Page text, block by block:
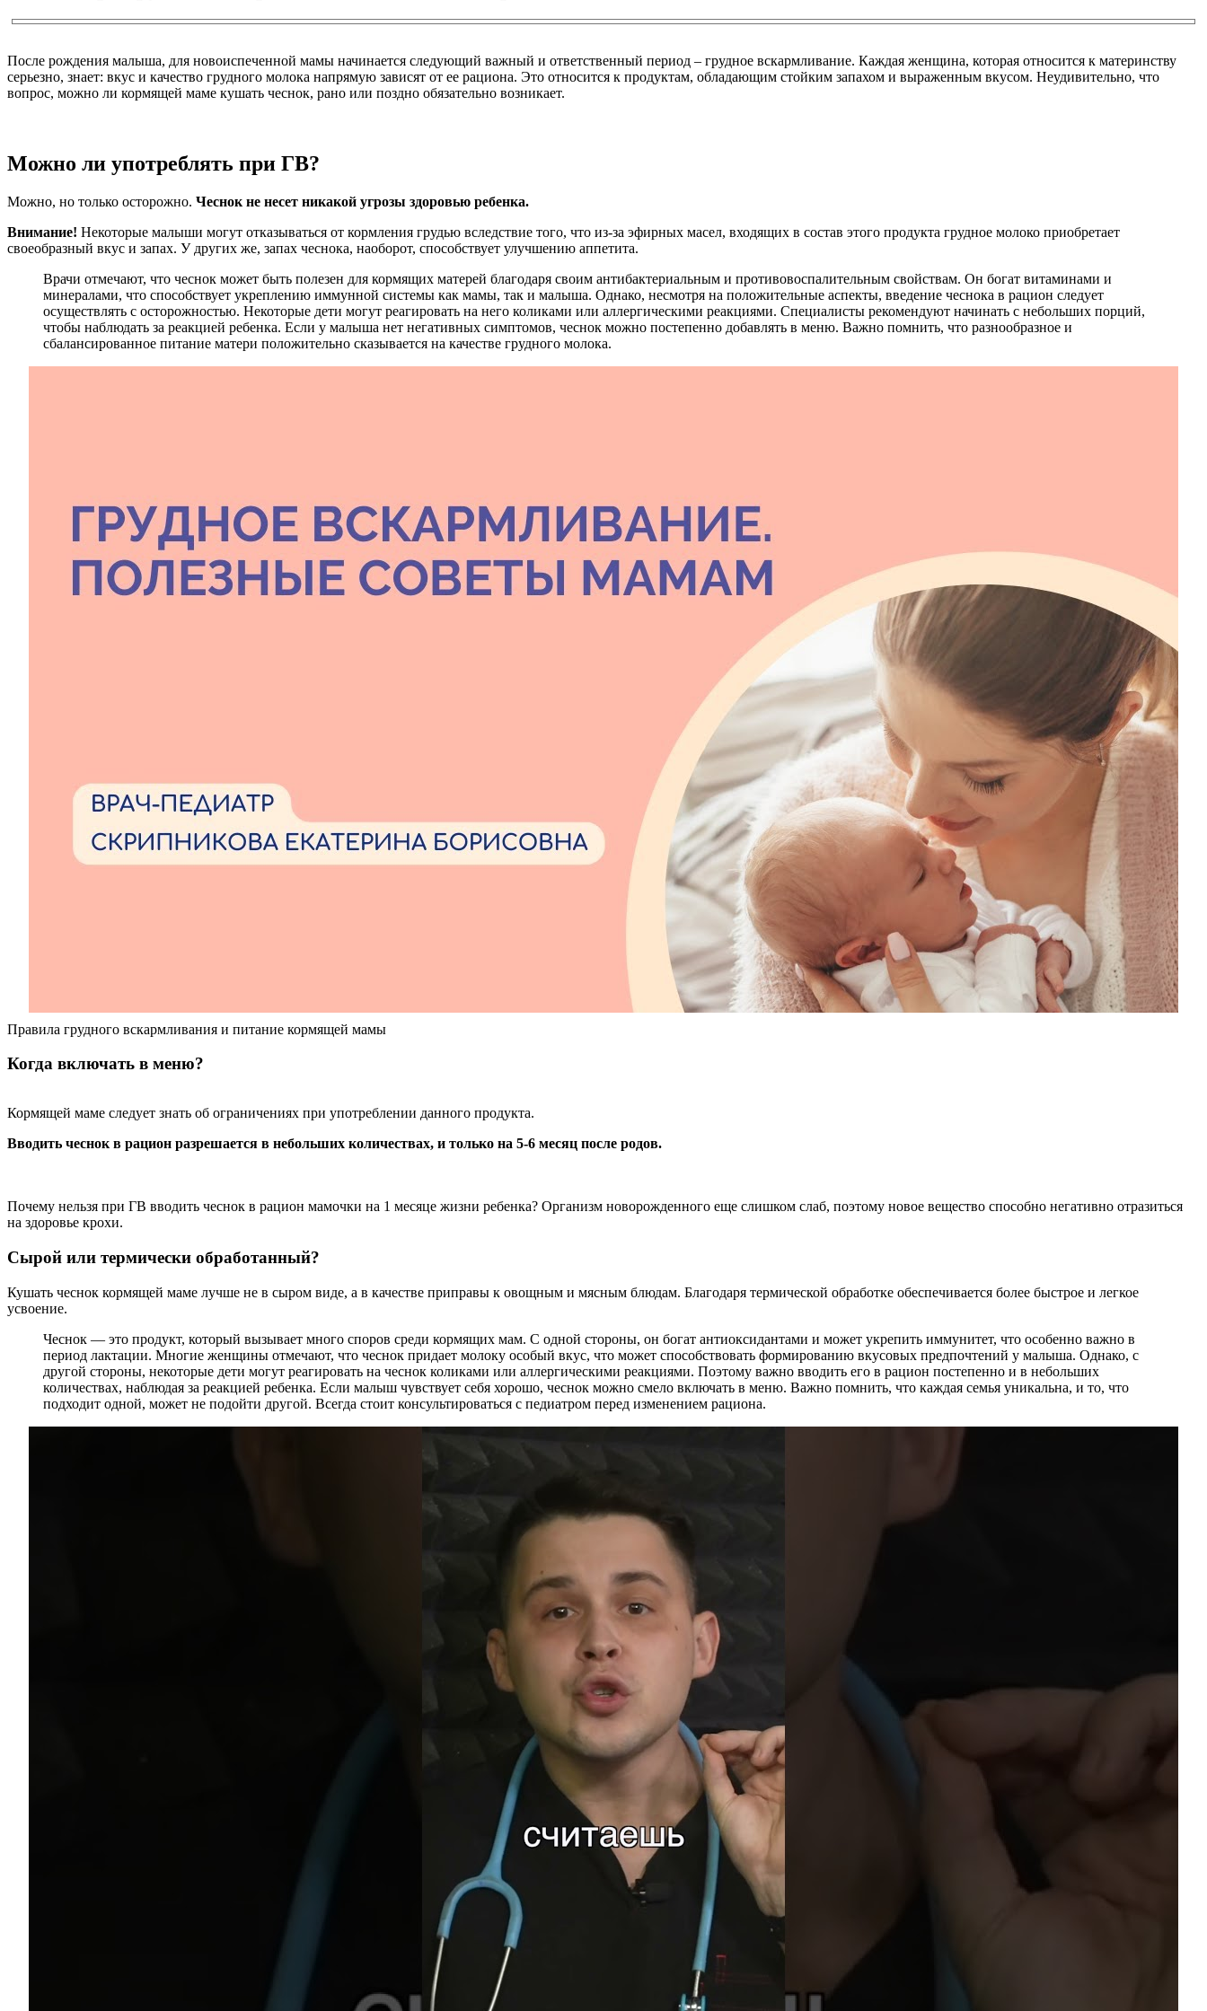
После рождения малыша, для новоиспеченной мамы начинается следующий важный и ответственный период – грудное вскармливание. Каждая женщина, которая относится к материнству
серьезно, знает: вкус и качество грудного молока напрямую зависят от ее рациона. Это относится к продуктам, обладающим стойким запахом и выраженным вкусом. Неудивительно, что
вопрос, можно ли кормящей маме кушать чеснок, рано или поздно обязательно возникает.
Можно ли употреблять при ГВ?
Можно, но только осторожно. Чеснок не несет никакой угрозы здоровью ребенка.
Внимание! Некоторые малыши могут отказываться от кормления грудью вследствие того, что из-за эфирных масел, входящих в состав этого продукта грудное молоко приобретает
своеобразный вкус и запах. У других же, запах чеснока, наоборот, способствует улучшению аппетита.
Врачи отмечают, что чеснок может быть полезен для кормящих матерей благодаря своим антибактериальным и противовоспалительным свойствам. Он богат витаминами и
минералами, что способствует укреплению иммунной системы как мамы, так и малыша. Однако, несмотря на положительные аспекты, введение чеснока в рацион следует
осуществлять с осторожностью. Некоторые дети могут реагировать на него коликами или аллергическими реакциями. Специалисты рекомендуют начинать с небольших порций,
чтобы наблюдать за реакцией ребенка. Если у малыша нет негативных симптомов, чеснок можно постепенно добавлять в меню. Важно помнить, что разнообразное и
сбалансированное питание матери положительно сказывается на качестве грудного молока.
Правила грудного вскармливания и питание кормящей мамы
Когда включать в меню?
Кормящей маме следует знать об ограничениях при употреблении данного продукта.
Вводить чеснок в рацион разрешается в небольших количествах, и только на 5-6 месяц после родов.
Почему нельзя при ГВ вводить чеснок в рацион мамочки на 1 месяце жизни ребенка? Организм новорожденного еще слишком слаб, поэтому новое вещество способно негативно отразиться
на здоровье крохи.
Сырой или термически обработанный?
Кушать чеснок кормящей маме лучше не в сыром виде, а в качестве приправы к овощным и мясным блюдам. Благодаря термической обработке обеспечивается более быстрое и легкое
усвоение.
Чеснок — это продукт, который вызывает много споров среди кормящих мам. С одной стороны, он богат антиоксидантами и может укрепить иммунитет, что особенно важно в
период лактации. Многие женщины отмечают, что чеснок придает молоку особый вкус, что может способствовать формированию вкусовых предпочтений у малыша. Однако, с
другой стороны, некоторые дети могут реагировать на чеснок коликами или аллергическими реакциями. Поэтому важно вводить его в рацион постепенно и в небольших
количествах, наблюдая за реакцией ребенка. Если малыш чувствует себя хорошо, чеснок можно смело включать в меню. Важно помнить, что каждая семья уникальна, и то, что
подходит одной, может не подойти другой. Всегда стоит консультироваться с педиатром перед изменением рациона.